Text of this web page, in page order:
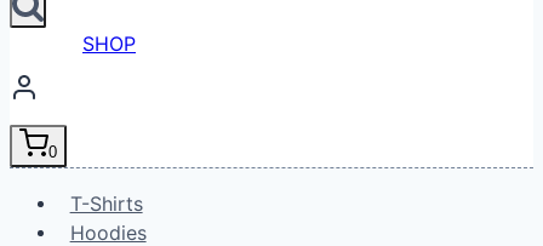
SHOP
0
T-Shirts
Hoodies